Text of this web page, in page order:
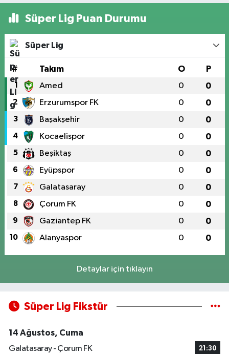
Süper Lig Puan Durumu
Süper Lig
# Takım O P
1 Amed 0 0
2 Erzurumspor FK 0 0
3 Başakşehir 0 0
4 Kocaelispor 0 0
5 Beşiktaş 0 0
6 Eyüpspor 0 0
7 Galatasaray 0 0
8 Çorum FK 0 0
9 Gaziantep FK 0 0
10 Alanyaspor 0 0
Detaylar için tıklayın
Süper Lig Fikstür
14 Ağustos, Cuma
Galatasaray - Çorum FK
21:30